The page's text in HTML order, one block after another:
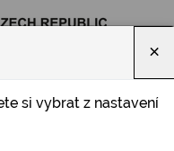
×
si vybrat z nastavení